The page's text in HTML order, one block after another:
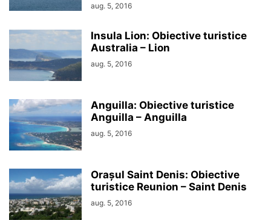
aug. 5, 2016
Insula Lion: Obiective turistice
Australia – Lion
aug. 5, 2016
Anguilla: Obiective turistice
Anguilla – Anguilla
aug. 5, 2016
Orașul Saint Denis: Obiective
turistice Reunion – Saint Denis
aug. 5, 2016